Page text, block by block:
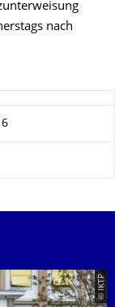
nach
© IKTP